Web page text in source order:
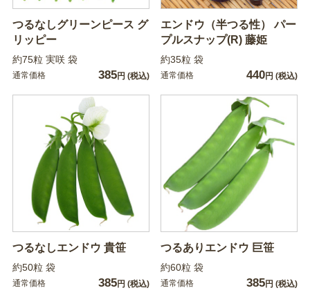
つるなしグリーンピース グ
リッピー
約75粒 実咲 袋
通常価格 385円 (税込)
エンドウ（半つる性） パー
プルスナップ(R) 藤姫
約35粒 袋
通常価格 440円 (税込)
つるなしエンドウ 貴笹
約50粒 袋
通常価格 385円 (税込)
つるありエンドウ 巨笹
約60粒 袋
通常価格 385円 (税込)